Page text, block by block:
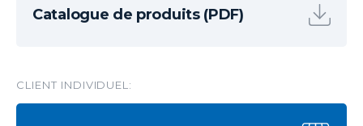
Catalogue de produits (PDF)
CLIENT INDIVIDUEL: